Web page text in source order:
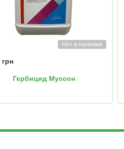
Нет в наличии
грн
Гербицид Муссон